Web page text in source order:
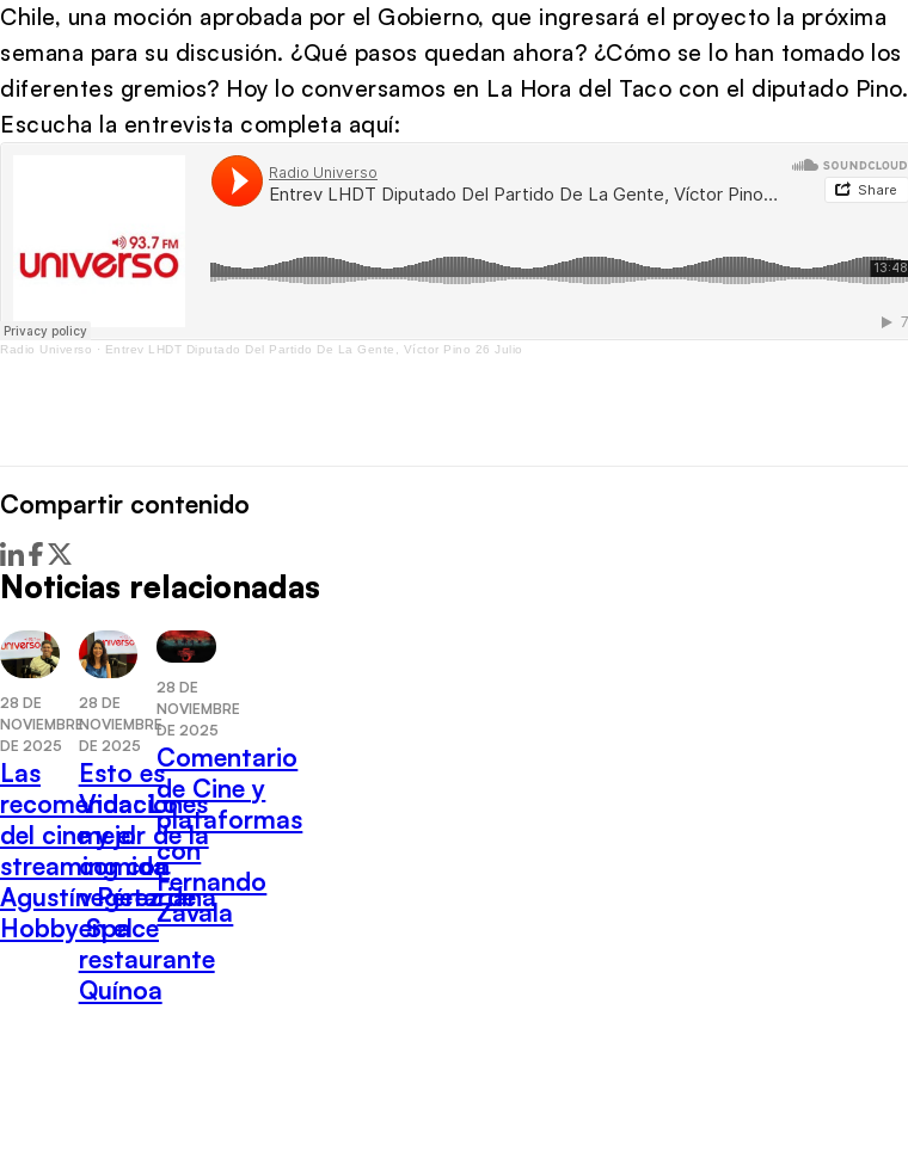
Chile, una moción aprobada por el Gobierno, que ingresará el proyecto la próxima
semana para su discusión. ¿Qué pasos quedan ahora? ¿Cómo se lo han tomado los
diferentes gremios? Hoy lo conversamos en La Hora del Taco con el diputado Pino.
Escucha la entrevista completa aquí:
Radio Universo · Entrev LHDT Diputado Del Partido De La Gente, Víctor Pino 26 Julio
Compartir contenido
Noticias relacionadas
28 DE
NOVIEMBRE
DE 2025
Las
recomendaciones
del cine y el
streaming con
Agustín Pérez de
Hobby Space
28 DE
NOVIEMBRE
DE 2025
Esto es
Vida: Lo
mejor de la
comida
vegetariana
en el
restaurante
Quínoa
28 DE
NOVIEMBRE
DE 2025
Comentario
de Cine y
plataformas
con
Fernando
Zavala